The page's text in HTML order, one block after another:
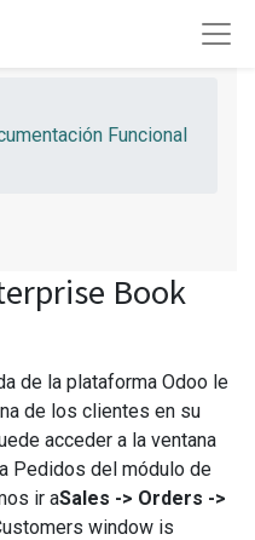
Funcional
Book
de la plataforma Odoo le
de los clientes en su
acceder a la ventana
Pedidos del módulo de
ir aSales -> Orders ->
window is